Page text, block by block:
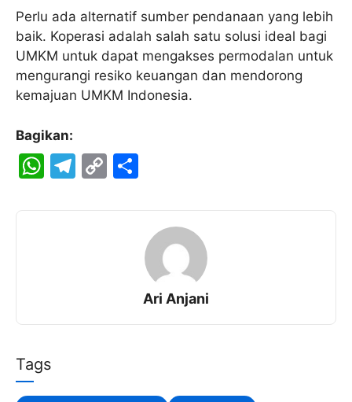
Perlu ada alternatif sumber pendanaan yang lebih
baik. Koperasi adalah salah satu solusi ideal bagi
UMKM untuk dapat mengakses permodalan untuk
mengurangi resiko keuangan dan mendorong
kemajuan UMKM Indonesia.
Bagikan:
W
at
p
T
e
C
p
k
ar
e
Ari Anjani
Tags